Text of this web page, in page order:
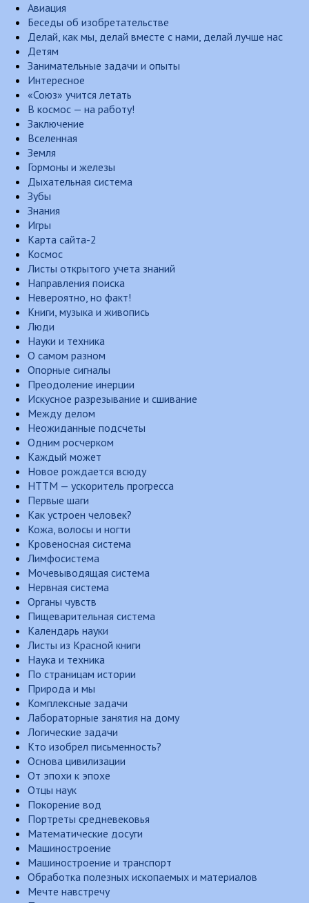
Авиация
Беседы об изобретательстве
Делай, как мы, делай вместе с нами, делай лучше нас
Детям
Занимательные задачи и опыты
Интересное
«Союз» учится летать
В космос — на работу!
Заключение
Вселенная
Земля
Гормоны и железы
Дыхательная система
Зубы
Знания
Игры
Карта сайта-2
Космос
Листы открытого учета знаний
Направления поиска
Невероятно, но факт!
Книги, музыка и живопись
Люди
Науки и техника
О самом разном
Опорные сигналы
Преодоление инерции
Искусное разрезывание и сшивание
Между делом
Неожиданные подсчеты
Одним росчерком
Каждый может
Новое рождается всюду
НТТМ — ускоритель прогресса
Первые шаги
Как устроен человек?
Кожа, волосы и ногти
Кровеносная система
Лимфосистема
Мочевыводящая система
Нервная система
Органы чувств
Пищеварительная система
Календарь науки
Листы из Красной книги
Наука и техника
По страницам истории
Природа и мы
Комплексные задачи
Лабораторные занятия на дому
Логические задачи
Кто изобрел письменность?
Основа цивилизации
От эпохи к эпохе
Отцы наук
Покорение вод
Портреты средневековья
Математические досуги
Машиностроение
Машиностроение и транспорт
Обработка полезных ископаемых и материалов
Мечте навстречу